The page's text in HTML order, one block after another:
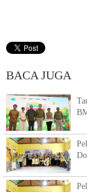
BACA JUGA